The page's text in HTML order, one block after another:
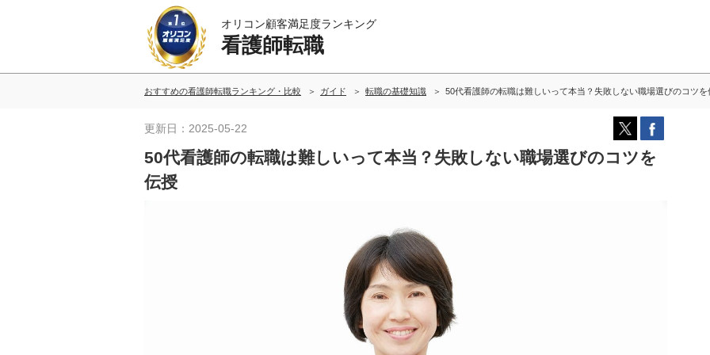
オリコン顧客満足度ランキング
看護師転職
おすすめの看護師転職ランキング・比較 ガイド 転職の基礎知識 50代看護師の転職は難しいって本当？失敗しない職場選びのコツを
更新日：2025-05-22
50代看護師の転職は難しいって本当？失敗しない職場選びのコツを
伝授